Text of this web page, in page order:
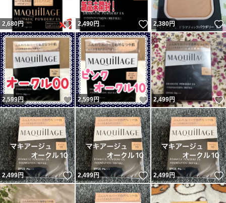
2,680円 いいね！
2,490円 いいね！
2,380円
2,599円 いいね！
2,599円 いいね！
2,499円
2,499円 いいね！
2,499円 いいね！
2,499円